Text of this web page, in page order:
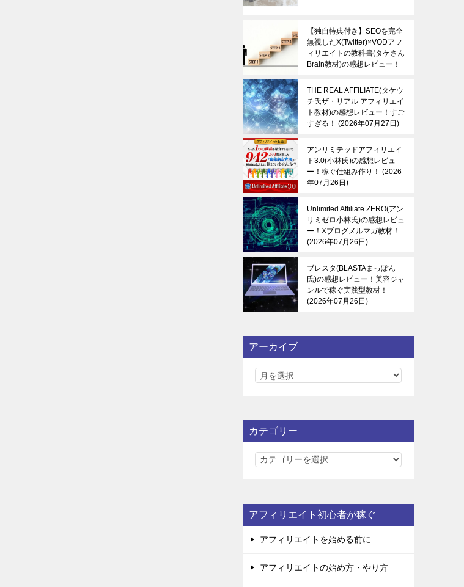
【独自特典付き】SEOを完全
無視したX(Twitter)×VODアフ
ィリエイトの教科書(タケさん
Brain教材)の感想レビュー！
月27日
THE REAL AFFILIATE(タケウ
チ氏ザ・リアル アフィリエイ
ト教材)の感想レビュー！すご
すぎる！
2026年07月27日
アンリミテッドアフィリエイ
ト3.0(小林氏)の感想レビュ
ー！稼ぐ仕組み作り！
2026
年07月26日
Unlimited Affiliate ZERO(アン
リミゼロ小林氏)の感想レビュ
ー！Xブログメルマガ教材！
2026年07月26日
ブレスタ(BLASTAまっぽん
氏)の感想レビュー！美容ジャ
ンルで稼ぐ実践型教材！
2026年07月26日
アーカイブ
カテゴリー
カ
リ
ー
アフィリエイト初心者が稼ぐ
アフィリエイトを始める前に
アフィリエイトの始め方・やり方